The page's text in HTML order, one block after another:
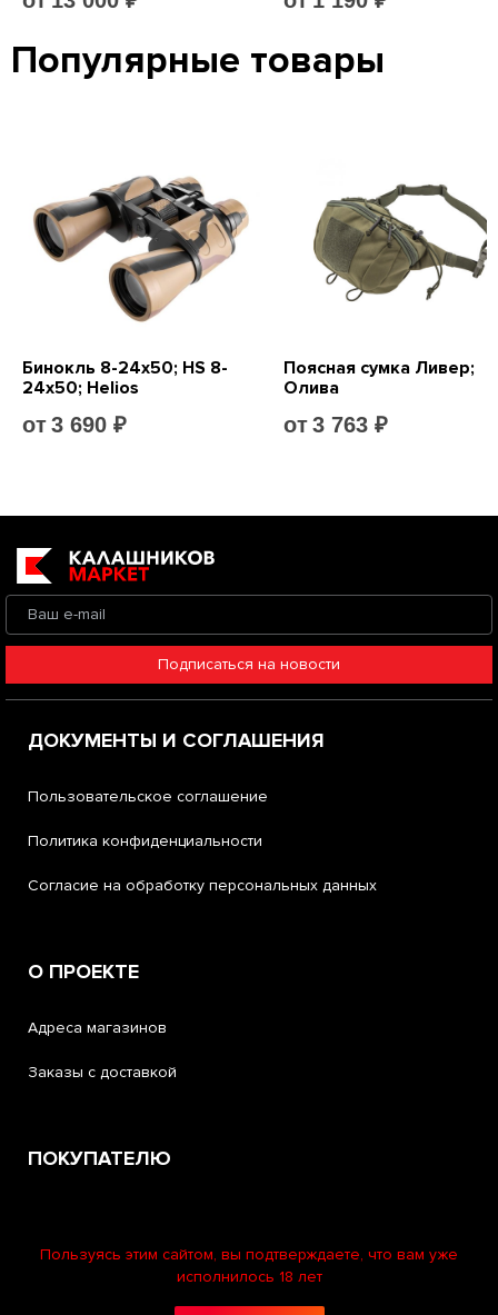
Пользуясь этим сайтом, вы подтверждаете, что вам уже
исполнилось 18 лет
Подписаться на новости
ДОКУМЕНТЫ И СОГЛАШЕНИЯ
Пользовательское соглашение
Политика конфиденциальности
Согласие на обработку персональных данных
О ПРОЕКТЕ
Адреса магазинов
Заказы с доставкой
ПОКУПАТЕЛЮ
Программа лояльности «Калашников Клуб»